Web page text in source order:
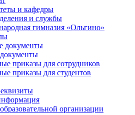
и кафедры
и службы
гимназия «Ольгино»
документы
приказы для сотрудников
приказы для студентов
организации